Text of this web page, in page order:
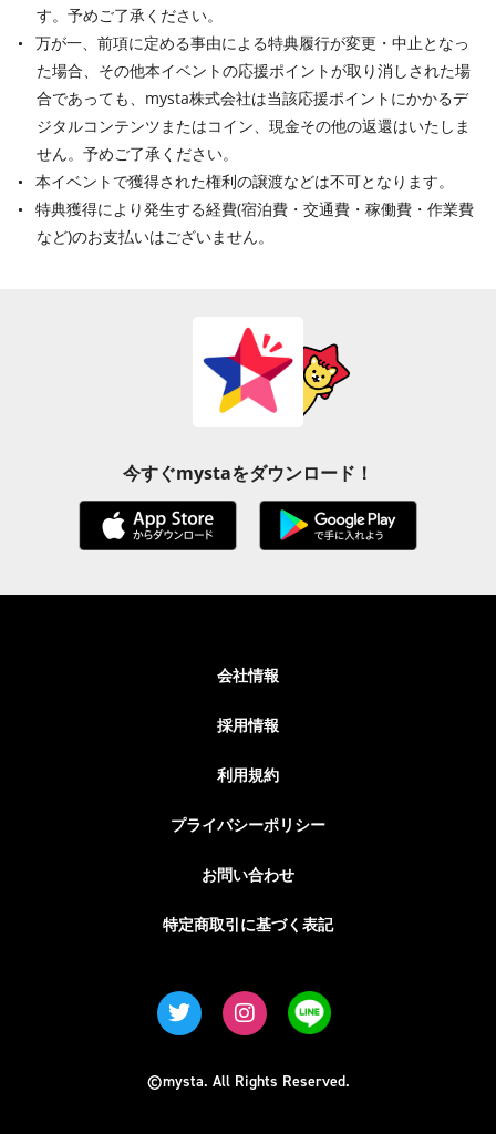
す。予めご了承ください。
万が一、前項に定める事由による特典履行が変更・中止となっ
た場合、その他本イベントの応援ポイントが取り消しされた場
合であっても、mysta株式会社は当該応援ポイントにかかるデ
ジタルコンテンツまたはコイン、現金その他の返還はいたしま
せん。予めご了承ください。
本イベントで獲得された権利の譲渡などは不可となります。
特典獲得により発生する経費(宿泊費・交通費・稼働費・作業費
など)のお支払いはございません。
今すぐmystaをダウンロード！
会社情報
採用情報
利用規約
プライバシーポリシー
お問い合わせ
特定商取引に基づく表記
©mysta. All Rights Reserved.